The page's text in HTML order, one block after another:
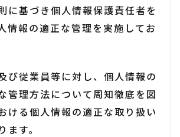
に基づき個人情報保護責任者を
情報の適正な管理を実施してお
び従業員等に対し、個人情報の
管理方法について周知徹底を図
ける個人情報の適正な取り扱い
す。